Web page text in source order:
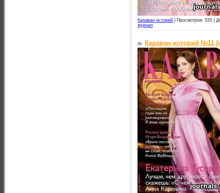
Караван историй Просмотров: 520 |
журнал
Караван историй №11